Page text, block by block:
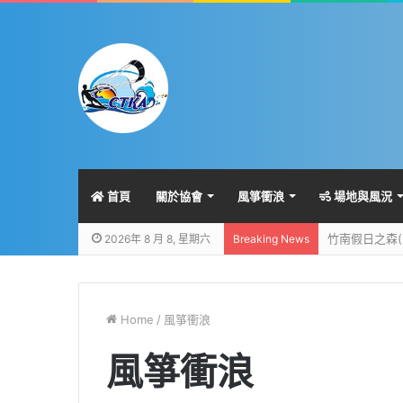
首頁 關於協會 風箏衝浪 場地與風況
2026年 8 月 8, 星期六 Breaking News
竹南假日之森
Home / 風箏衝浪
風箏衝浪